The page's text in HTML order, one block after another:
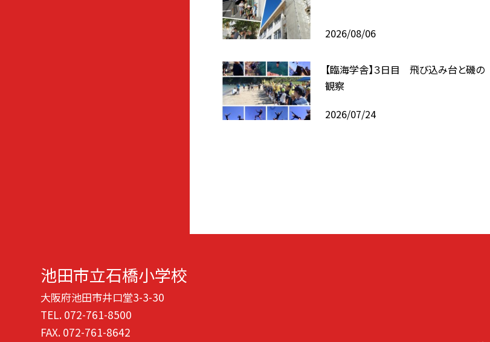
2026/08/06
【臨海学舎】３日目 飛び込み台と磯の
観察
2026/07/24
池田市立石橋小学校
大阪府池田市井口堂3-3-30
TEL. 072-761-8500
FAX. 072-761-8642